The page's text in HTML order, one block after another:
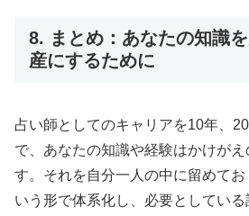
8. まとめ：あなたの知識
産にするために
占い師としてのキャリアを10年、
で、あなたの知識や経験はかけがえ
す。それを自分一人の中に留めて
いう形で体系化し、必要としている